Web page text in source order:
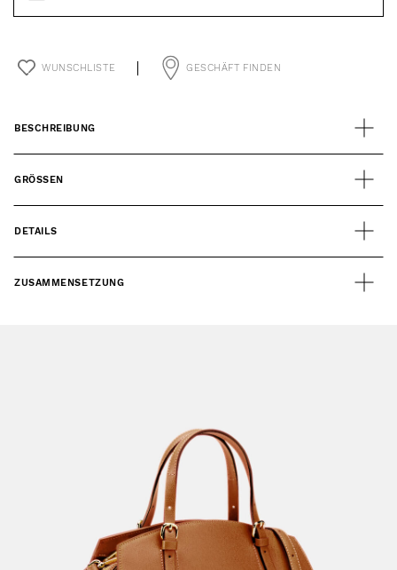
WUNSCHLISTE GESCHÄFT FINDEN
BESCHREIBUNG
GRÖSSEN
DETAILS
ZUSAMMENSETZUNG